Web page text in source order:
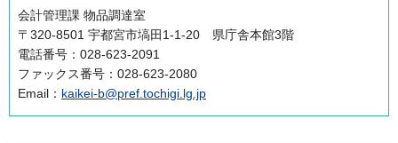
会計管理課 物品調達室
〒320-8501 宇都宮市塙田1-1-20 県庁舎本館3階
電話番号：028-623-2091
ファックス番号：028-623-2080
Email： kaikei-b@pref.tochigi.lg.jp